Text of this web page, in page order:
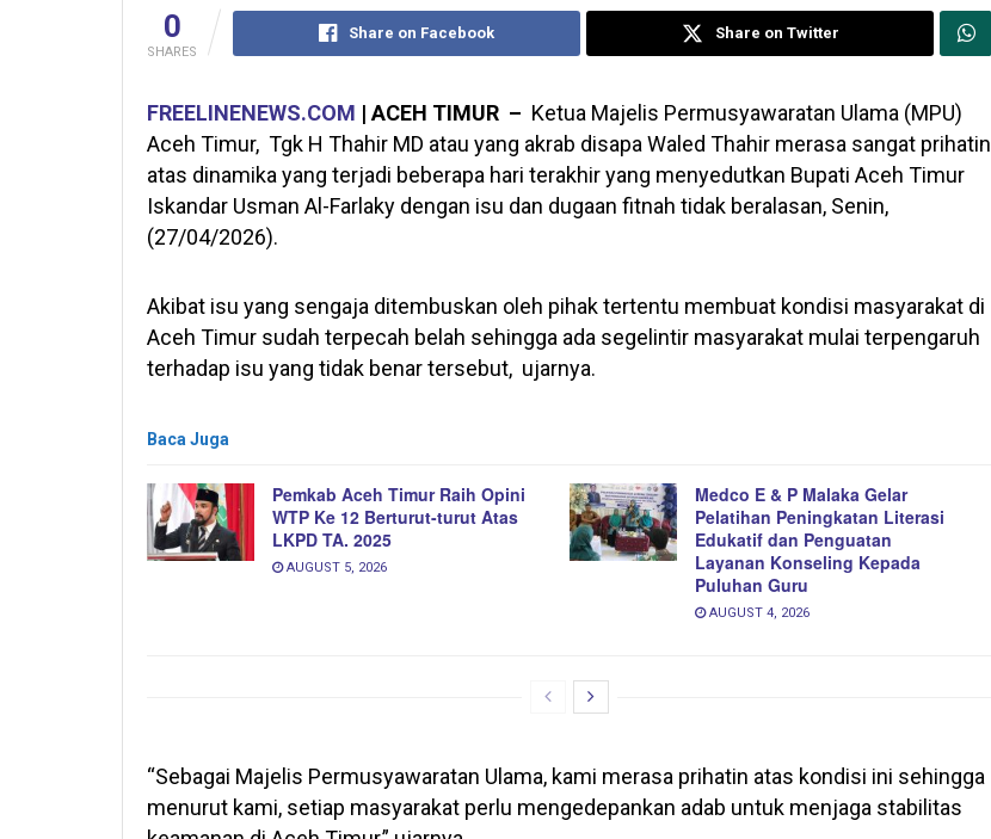
0
SHARES
Share on Facebook Share on Twitter
FREELINENEWS.COM | ACEH TIMUR – Ketua Majelis Permusyawaratan Ulama (MPU)
Aceh Timur, Tgk H Thahir MD atau yang akrab disapa Waled Thahir merasa sangat prihatin
atas dinamika yang terjadi beberapa hari terakhir yang menyedutkan Bupati Aceh Timur
Iskandar Usman Al-Farlaky dengan isu dan dugaan fitnah tidak beralasan, Senin,
(27/04/2026).
Akibat isu yang sengaja ditembuskan oleh pihak tertentu membuat kondisi masyarakat di
Aceh Timur sudah terpecah belah sehingga ada segelintir masyarakat mulai terpengaruh
terhadap isu yang tidak benar tersebut, ujarnya.
Baca Juga
Pemkab Aceh Timur Raih Opini
WTP Ke 12 Berturut-turut Atas
LKPD TA. 2025
AUGUST 5, 2026
Medco E & P Malaka Gelar
Pelatihan Peningkatan Literasi
Edukatif dan Penguatan
Layanan Konseling Kepada
Puluhan Guru
AUGUST 4, 2026
“Sebagai Majelis Permusyawaratan Ulama, kami merasa prihatin atas kondisi ini sehingga
menurut kami, setiap masyarakat perlu mengedepankan adab untuk menjaga stabilitas